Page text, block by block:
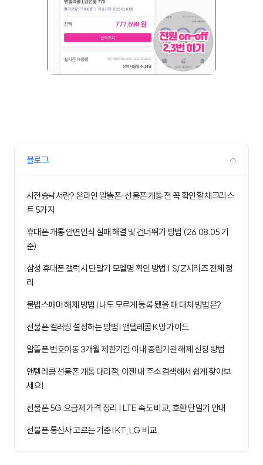
블로그
사전승낙서란? 온라인 알뜰폰·선불폰 개통 전 꼭 확인할 체크리스
트 5가지
휴대폰 개통 안면인식 실패 해결 및 건너뛰기 방법 (26.08.05 기
준)
삼성 휴대폰 갤럭시 단말기 모델명 확인 방법 | S/Z시리즈 전체 정
리
불법스패머 해제 방법 I 나도 모르게 등록 됐을 때 대처 방법은?
선불폰 컬러링 설정하는 방법 I 앤텔레콤 K망 가이드
알뜰폰 번호이동 3개월 제한기간 이내 중립기관 해제 신청 방법
앤텔레콤 선불폰 개통 대리점, 이젠 내 주소 검색해서 쉽게 찾아보
세요!
선불폰 5G 요금제 가격 정리 | LTE 속도 비교, 호환 단말기 안내
선불폰 통신사 고르는 기준 I KT, LG 비교